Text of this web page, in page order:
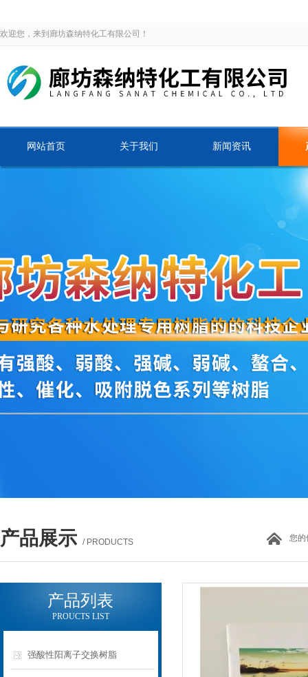
欢迎您，来到廊坊森纳特化工有限公司！
网站首页 关于我们 新闻资讯
产品展示 / PRODUCTS 您的
产品列表
PROUCTS LIST
强酸性阳离子交换树脂